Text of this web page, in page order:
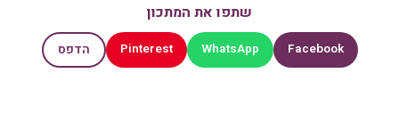
שתפו את המתכון
Facebook
WhatsApp
Pinterest הדפס